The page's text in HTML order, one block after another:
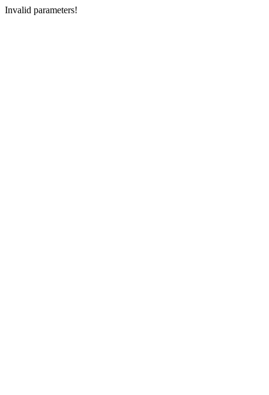
Invalid parameters!